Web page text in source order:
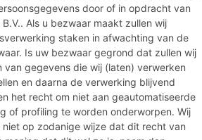
door of in opdracht van
Als u bezwaar maakt zullen wij
staken in afwachting van de
Is uw bezwaar gegrond dat zullen wij
gegevens die wij (laten) verwerken
en daarna de verwerking blijvend
het recht om niet aan geautomatiseerde
of profiling te worden onderworpen. Wij
op zodanige wijze dat dit recht van